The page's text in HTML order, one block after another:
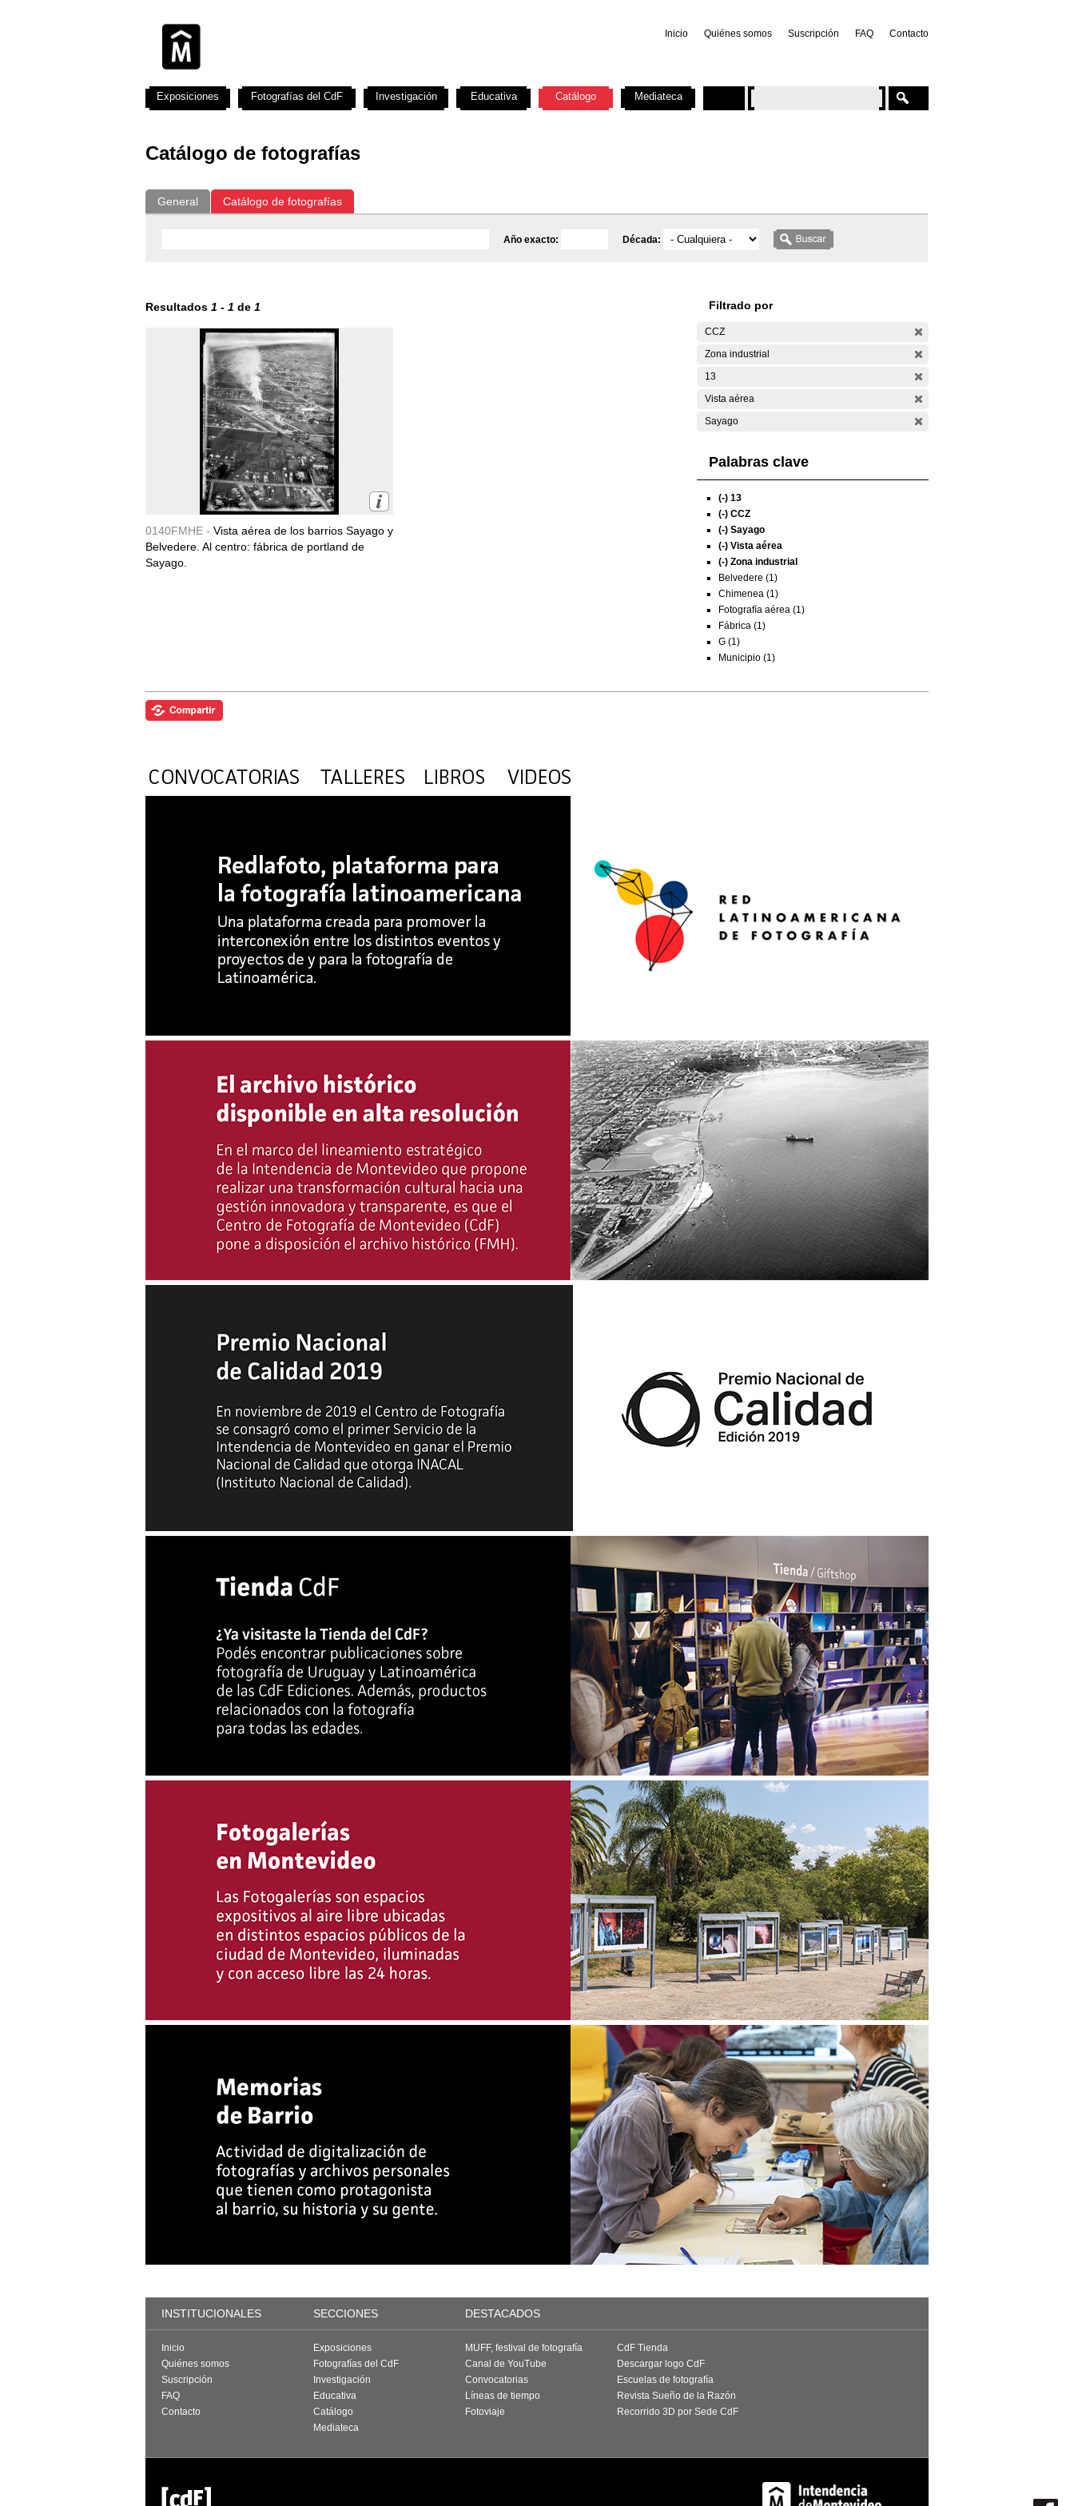
Inicio Quiénes somos Suscripción FAQ Contacto
Catálogo de fotografías
General Catálogo de fotografías
Año exacto: Década:
Resultados 1 - 1 de 1
0140FMHE - Vista aérea de los barrios Sayago y
Belvedere. Al centro: fábrica de portland de
Sayago.
Filtrado por
CCZ
Zona industrial
13
Vista aérea
Sayago
Palabras clave
(-) 13
(-) CCZ
(-) Sayago
(-) Vista aérea
(-) Zona industrial
Belvedere (1)
Chimenea (1)
Fotografía aérea (1)
Fábrica (1)
G (1)
Municipio (1)
Exposiciones Fotografías del CdF Investigación Educativa Catálogo Mediateca
INSTITUCIONALES SECCIONES DESTACADOS
Inicio
Quiénes somos
Suscripción
FAQ
Contacto
Exposiciones
Fotografías del CdF
Investigación
Educativa
Catálogo
Mediateca
MUFF, festival de fotografía
Canal de YouTube
Convocatorias
Líneas de tiempo
Fotoviaje
CdF Tienda
Descargar logo CdF
Escuelas de fotografía
Revista Sueño de la Razón
Recorrido 3D por Sede CdF